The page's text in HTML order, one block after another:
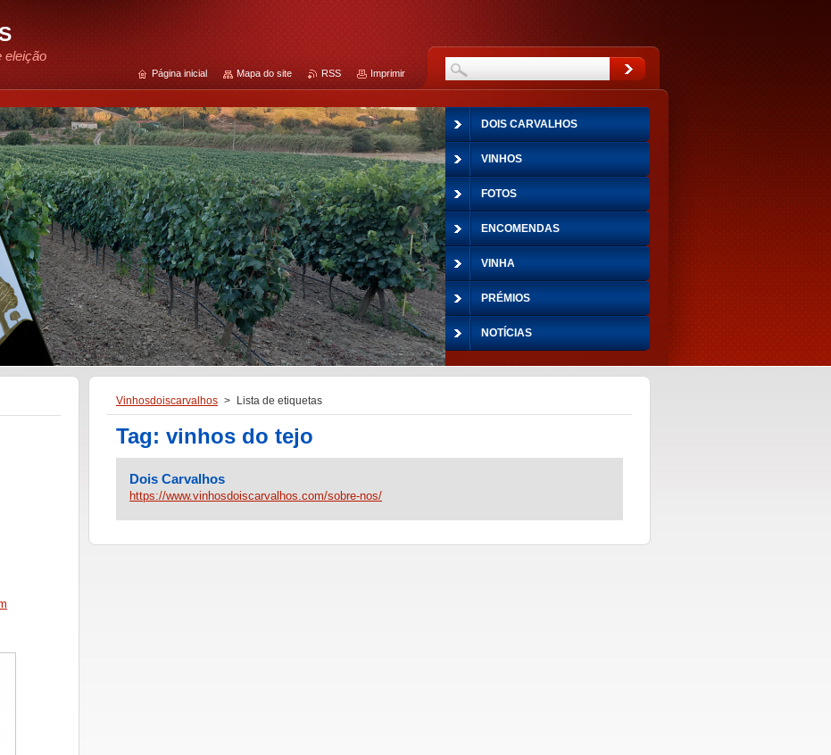
eleição
Vinhosdoiscarvalhos > Lista de etiquetas
Tag: vinhos do tejo
Dois Carvalhos
https://www.vinhosdoiscarvalhos.com/sobre-nos/
DOIS CARVALHOS
VINHOS
FOTOS
ENCOMENDAS
VINHA
PRÉMIOS
NOTÍCIAS
Página inicial Mapa do site RSS Imprimir